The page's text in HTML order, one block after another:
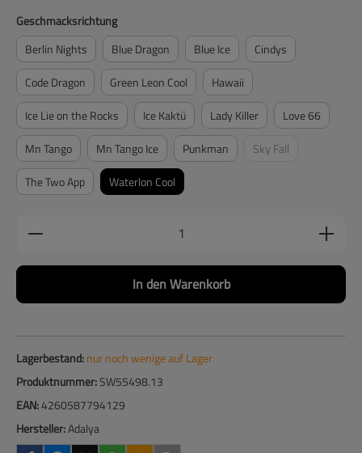
Geschmacksrichtungauswählen
Berlin Nights
Blue Dragon Blue Ice
Cindys
Code Dragon
Green Leon Cool
Hawaii
Ice Lie on the Rocks
Ice Kaktü Lady Killer
Love 66
Mn Tango
Mn Tango Ice Punkman Sky Fall(Diese Option ist
The Two App Waterlon Cool
Produkt Anzahl: Gib den gewünschten
In den Warenkorb
Lagerbestand:nur noch wenige auf Lager
Produktnummer:SW55498.13
EAN:4260587794129
Hersteller:Adalya